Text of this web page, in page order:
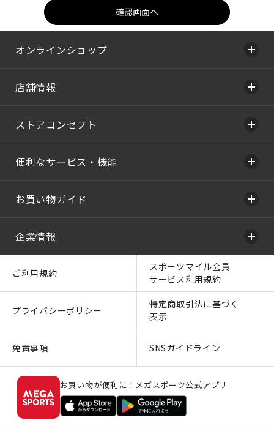
オンラインショップ
店舗情報
ストアコンセプト
便利なサービス・機能
お買い物ガイド
企業情報
ご利用規約
スポーツマイル会員
サービス利用規約
プライバシーポリシー
特定商取引法に基づく
表示
免責事項 SNSガイドライン
お買い物が便利に！メガスポーツ公式アプリ